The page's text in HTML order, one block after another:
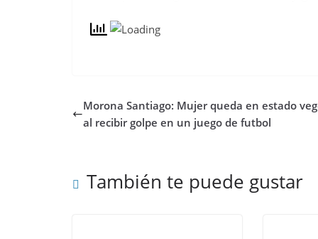
Morona Santiago: Mujer queda en estado
al recibir golpe en un juego de futbol
También te puede gustar